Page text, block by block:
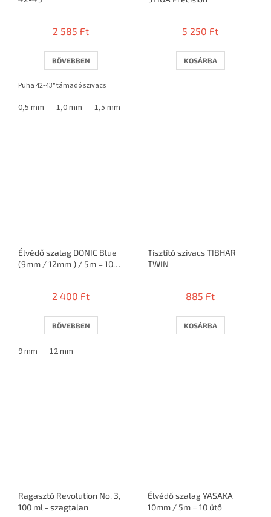
2 585 Ft
BŐVEBBEN
Puha 42-43° támadó szivacs
0,5 mm 1,0 mm 1,5 mm
5 250 Ft
KOSÁRBA
Élvédő szalag DONIC Blue
(9mm / 12mm ) / 5m = 10
2 400 Ft
BŐVEBBEN
9 mm 12 mm
Tisztító szivacs TIBHAR
TWIN
885 Ft
KOSÁRBA
Ragasztó Revolution No. 3,
100 ml - szagtalan
Élvédő szalag YASAKA
10mm / 5m = 10 ütő